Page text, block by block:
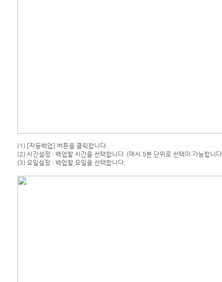
(1) [자동백업] 버튼을 클릭합니다.
(2) 시간설정 : 백업할 시간을 선택합니다. (매시 5분 단위로 선택이 가능합니
(3) 요일설정 : 백업할 요일을 선택합니다.